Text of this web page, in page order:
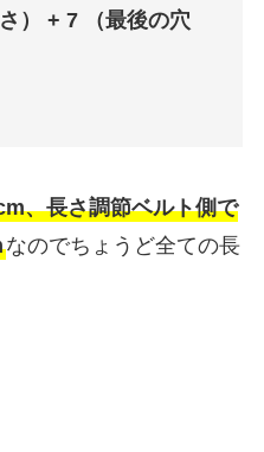
） + 7 （最後の穴
、長さ調節ベルト側で
なのでちょうど全ての長